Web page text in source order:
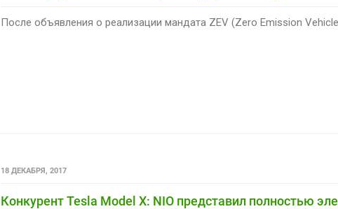
После объявления о реализации мандата ZEV (Zero Emission
18 ДЕКАБРЯ, 2017
Конкурент Tesla Model X: NIO представил полностью